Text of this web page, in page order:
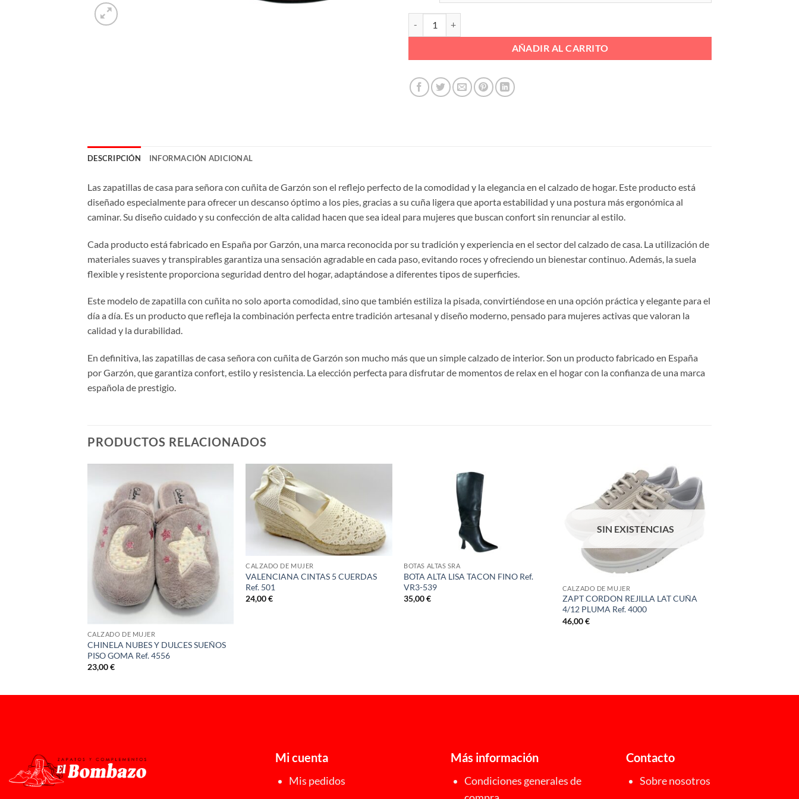
AÑADIR AL CARRITO
DESCRIPCIÓN INFORMACIÓN ADICIONAL
Las zapatillas de casa para señora con cuñita de Garzón son el reflejo perfecto de la comodidad y la elegancia en el calzado de hogar. Este producto está
diseñado especialmente para ofrecer un descanso óptimo a los pies, gracias a su cuña ligera que aporta estabilidad y una postura más ergonómica al
caminar. Su diseño cuidado y su confección de alta calidad hacen que sea ideal para mujeres que buscan confort sin renunciar al estilo.
Cada producto está fabricado en España por Garzón, una marca reconocida por su tradición y experiencia en el sector del calzado de casa. La utilización de
materiales suaves y transpirables garantiza una sensación agradable en cada paso, evitando roces y ofreciendo un bienestar continuo. Además, la suela
flexible y resistente proporciona seguridad dentro del hogar, adaptándose a diferentes tipos de superficies.
Este modelo de zapatilla con cuñita no solo aporta comodidad, sino que también estiliza la pisada, convirtiéndose en una opción práctica y elegante para el
día a día. Es un producto que refleja la combinación perfecta entre tradición artesanal y diseño moderno, pensado para mujeres activas que valoran la
calidad y la durabilidad.
En definitiva, las zapatillas de casa señora con cuñita de Garzón son mucho más que un simple calzado de interior. Son un producto fabricado en España
por Garzón, que garantiza confort, estilo y resistencia. La elección perfecta para disfrutar de momentos de relax en el hogar con la confianza de una marca
española de prestigio.
PRODUCTOS RELACIONADOS
CALZADO DE MUJER
CHINELA NUBES Y DULCES SUEÑOS
PISO GOMA Ref. 4556
23,00€
CALZADO DE MUJER
VALENCIANA CINTAS 5 CUERDAS
Ref. 501
24,00€
BOTAS ALTAS SRA
BOTA ALTA LISA TACON FINO Ref.
VR3-539
35,00€
SIN EXISTENCIAS
CALZADO DE MUJER
ZAPT CORDON REJILLA LAT CUÑA
4/12 PLUMA Ref. 4000
46,00€
Mi cuenta
Mis pedidos
Más información
Condiciones generales de
Contacto
Sobre nosotros